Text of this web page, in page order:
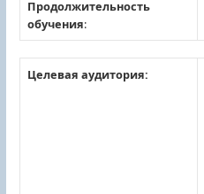
Продолжительность
обучения:
Целевая аудитория: